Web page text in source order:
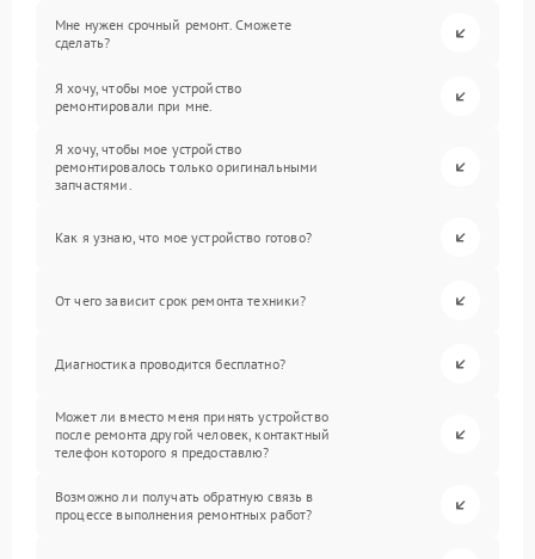
Мне нужен срочный ремонт. Сможете
сделать?
Я хочу, чтобы мое устройство
ремонтировали при мне.
Я хочу, чтобы мое устройство
ремонтировалось только оригинальными
запчастями.
Как я узнаю, что мое устройство готово?
От чего зависит срок ремонта техники?
Диагностика проводится бесплатно?
Может ли вместо меня принять устройство
после ремонта другой человек, контактный
телефон которого я предоставлю?
Возможно ли получать обратную связь в
процессе выполнения ремонтных работ?